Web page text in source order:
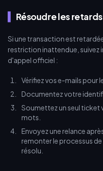
Résoudre les
Si une transaction est
restriction inattendue,
d'appel officiel :
Vérifiez vos e-mails pour
Documentez votre
Soumettez un seul ticket
mots.
Envoyez une relance
remonter le processus
résolu.